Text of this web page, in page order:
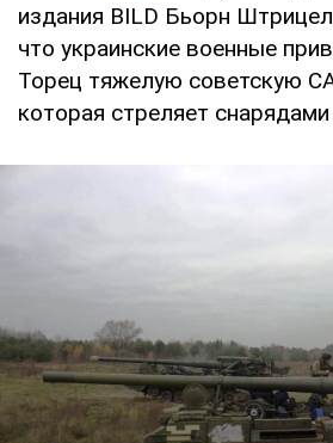
издания BILD Бьорн
что украинские военные
Торец тяжелую советскую
которая стреляет